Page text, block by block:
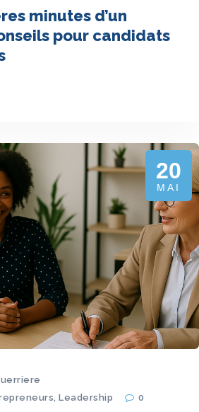
minutes d’un
pour candidats
20
MAI
,Leadership 0